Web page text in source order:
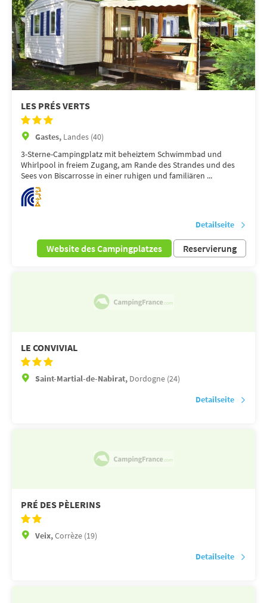
LES PRÉS VERTS
Gastes, Landes (40)
3-Sterne-Campingplatz mit beheiztem Schwimmbad und
Whirlpool in freiem Zugang, am Rande des Strandes und des
Sees von Biscarrosse in einer ruhigen und familiären ...
Detailseite
Website des Campingplatzes Reservierung
LE CONVIVIAL
Saint-Martial-de-Nabirat, Dordogne (24)
Detailseite
PRÉ DES PÈLERINS
Veix,Corrèze (19)
Detailseite